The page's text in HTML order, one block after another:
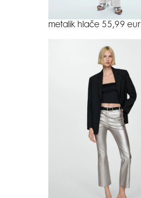
metalik hlače 55,99 eur